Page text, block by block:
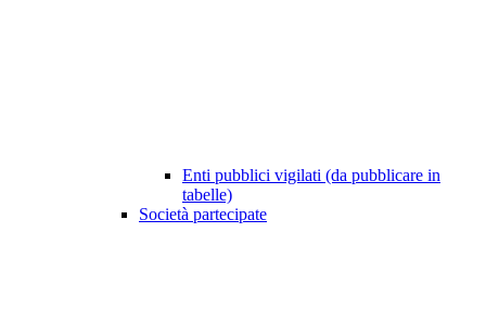
Enti pubblici vigilati (da pubblicare in
tabelle)
Società partecipate